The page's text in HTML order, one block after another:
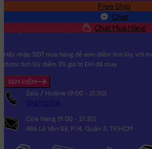
Free Ship
Chat
Chat Mua Hàng
Hãy nhập SĐT mua hàng để xem điểm tích lũy, với
được tích lũy điểm 3% giá trị ĐH đã mua
XEM ĐIỂM
Zalo / Hotline (9:00 - 21:30)
0967110738
Cửa Hàng (9:00 - 21:30)
486 Lê Văn Sỹ, P.14, Quận 3, TP.HCM